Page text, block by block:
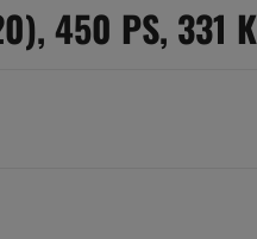
450 PS, 331